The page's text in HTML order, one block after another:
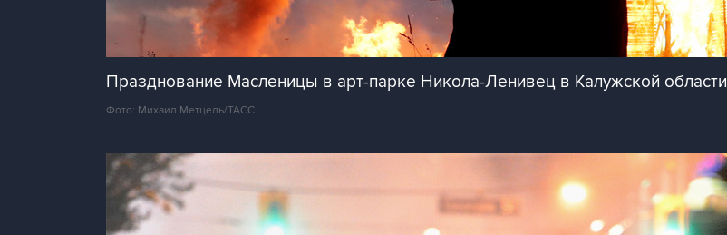
Празднование Масленицы в арт-парке Никола-Ленивец в Калужской области
Фото: Михаил Метцель/ТАСС